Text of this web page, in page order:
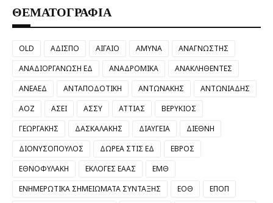
ΘΕΜΑΤΟΓΡΑΦΙΑ
OLD ΑΔΙΣΠΟ ΑΙΓΑΙΟ ΑΜΥΝΑ
ΑΝΑΓΝΩΣΤΗΣ
ΑΝΑΔΙΟΡΓΑΝΩΣΗ ΕΔ
ΑΝΑΔΡΟΜΙΚΑ
ΑΝΑΚΛΗΘΕΝΤΕΣ
ΑΝΕΑΕΔ
ΑΝΤΑΠΟΔΟΤΙΚΗ ΑΝΤΩΝΑΚΗΣ
ΑΝΤΩΝΙΑΔΗΣ
ΑΟΖ
ΑΣΕΙ ΑΣΣΥ ΑΤΤΙΑΣ
ΒΕΡΥΚΙΟΣ
ΓΕΩΡΓΑΚΗΣ
ΔΑΣΚΑΛΑΚΗΣ ΔΙΑΥΓΕΙΑ
ΔΙΕΘΝΗ
ΔΙΟΝΥΣΟΠΟΥΛΟΣ
ΔΩΡΕΑ ΣΤΙΣ ΕΔ
ΕΒΡΟΣ
ΕΘΝΟΦΥΛΑΚΗ
ΕΚΛΟΓΕΣ ΕΑΑΣ
ΕΜΘ
ΕΝΗΜΕΡΩΤΙΚΑ ΣΗΜΕΙΩΜΑΤΑ ΣΥΝΤΑΞΗΣ
ΕΟΘ
ΕΠΟΠ